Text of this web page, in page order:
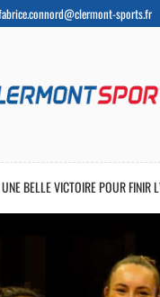
sports.fr
UNE BELLE VICTOIRE POUR FINIR